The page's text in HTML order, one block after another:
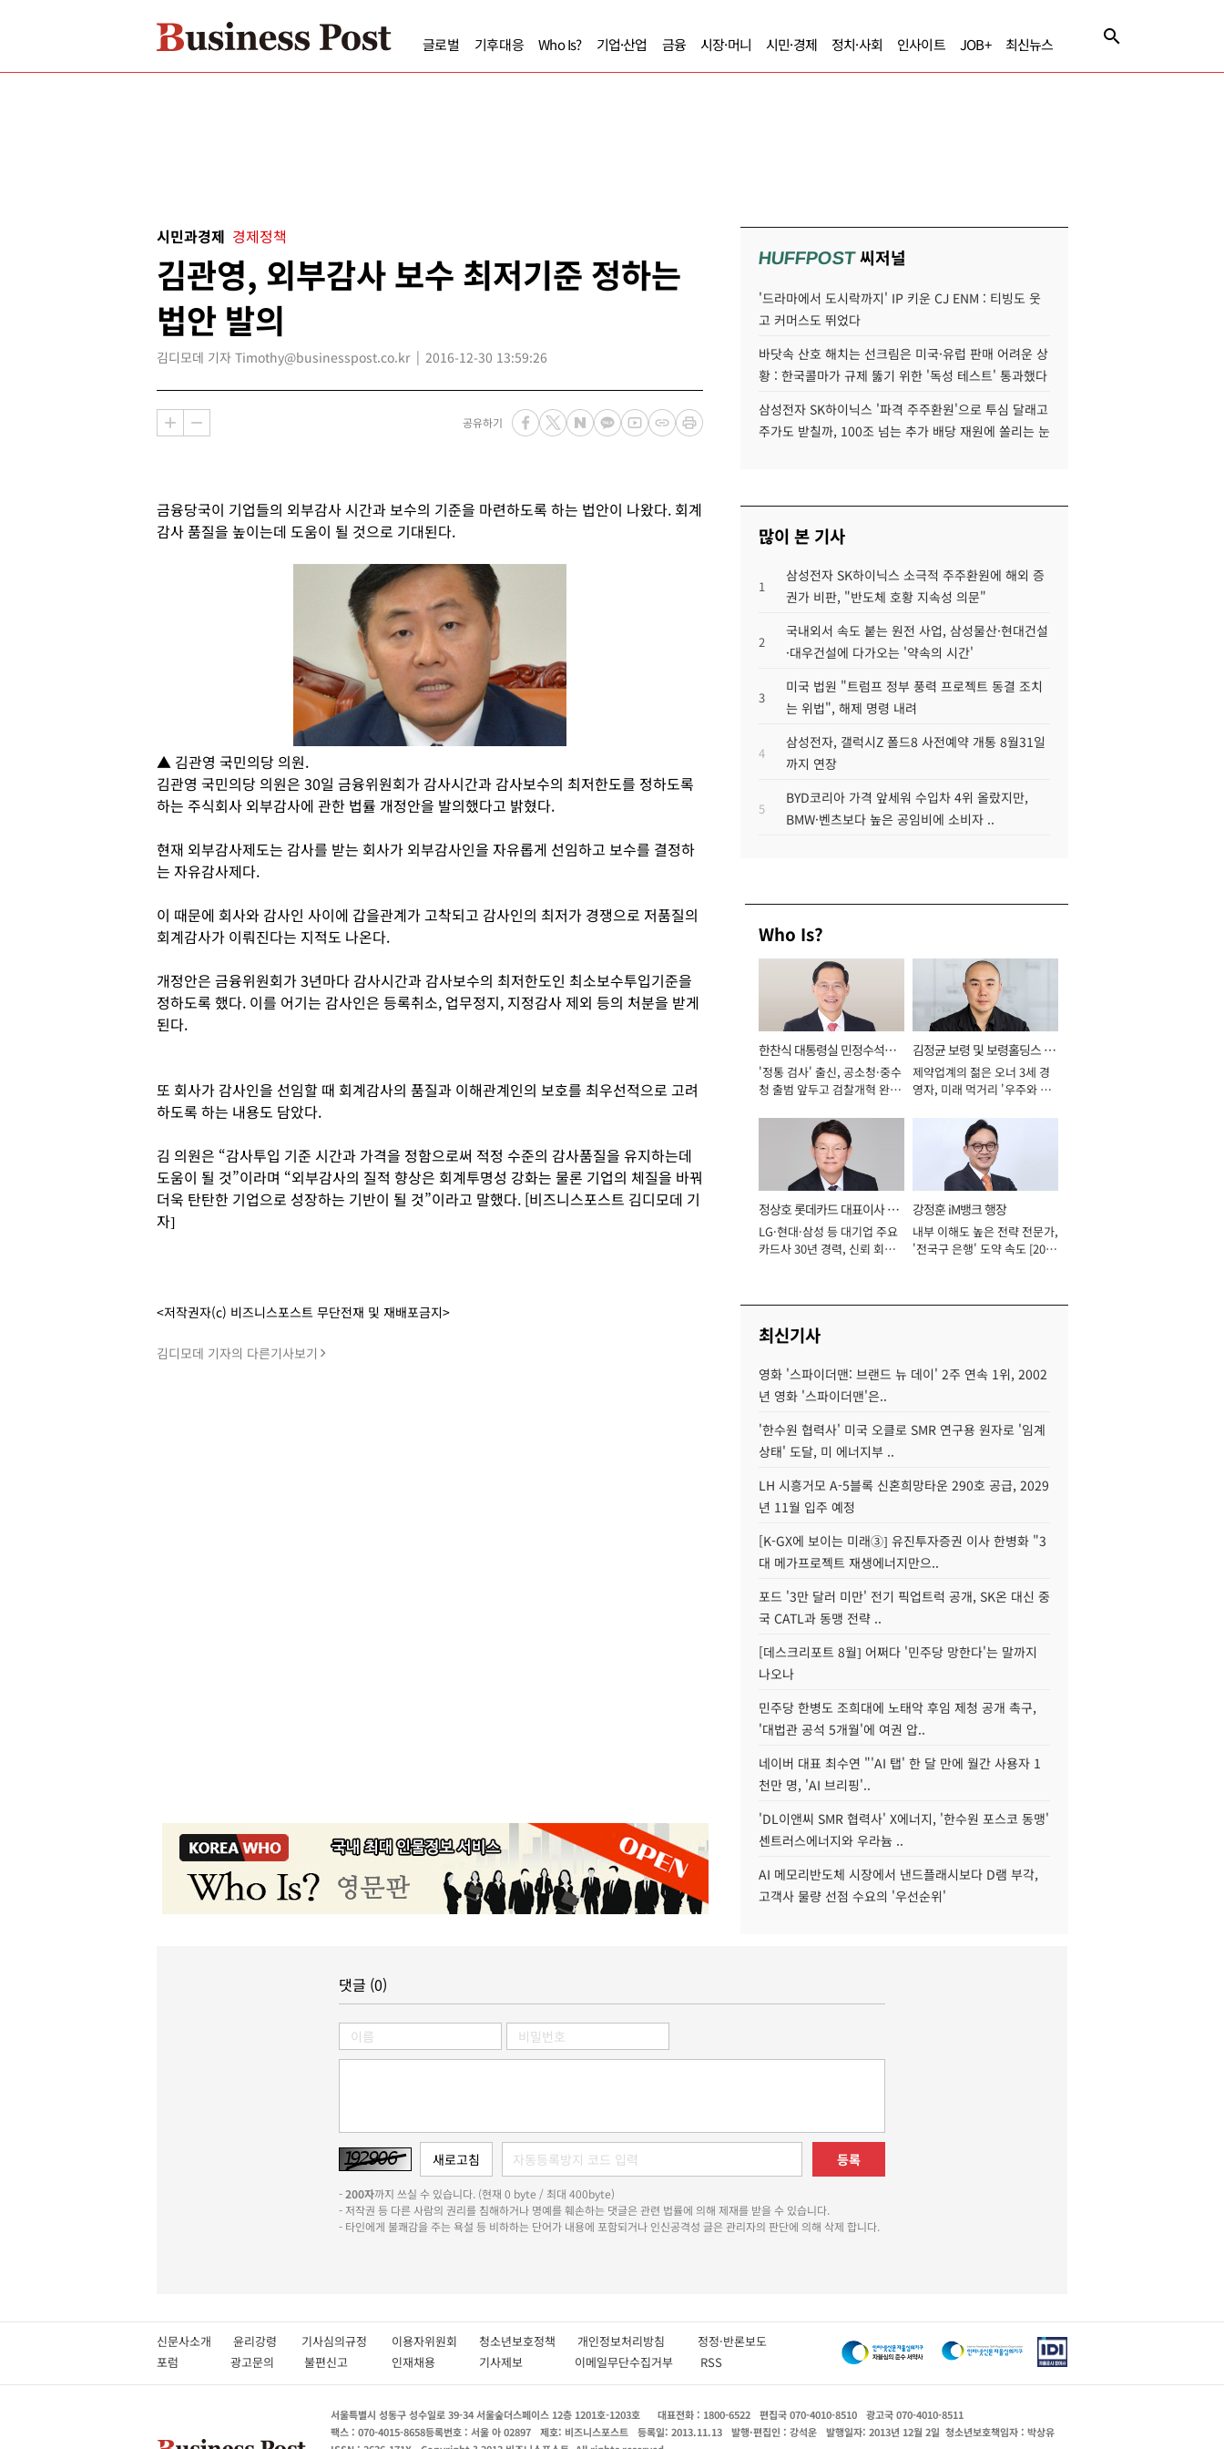
글로벌 기후대응 Who Is? 기업·산업 금융 시장·머니 시민·경제 정치·사회 인사이트 JOB+ 최신뉴스
시민과경제 경제정책
김관영, 외부감사 보수 최저기준 정하는
법안 발의
김디모데 기자 Timothy@businesspost.co.kr 2016-12-30 13:59:26
공유하기
금융당국이 기업들의 외부감사 시간과 보수의 기준을 마련하도록 하는 법안이 나왔다. 회계
감사 품질을 높이는데 도움이 될 것으로 기대된다.
▲ 김관영 국민의당 의원.
김관영 국민의당 의원은 30일 금융위원회가 감사시간과 감사보수의 최저한도를 정하도록
하는 주식회사 외부감사에 관한 법률 개정안을 발의했다고 밝혔다.
현재 외부감사제도는 감사를 받는 회사가 외부감사인을 자유롭게 선임하고 보수를 결정하
는 자유감사제다.
이 때문에 회사와 감사인 사이에 갑을관계가 고착되고 감사인의 최저가 경쟁으로 저품질의
회계감사가 이뤄진다는 지적도 나온다.
개정안은 금융위원회가 3년마다 감사시간과 감사보수의 최저한도인 최소보수투입기준을
정하도록 했다. 이를 어기는 감사인은 등록취소, 업무정지, 지정감사 제외 등의 처분을 받게
된다.
또 회사가 감사인을 선임할 때 회계감사의 품질과 이해관계인의 보호를 최우선적으로 고려
하도록 하는 내용도 담았다.
김 의원은 “감사투입 기준 시간과 가격을 정함으로써 적정 수준의 감사품질을 유지하는데
도움이 될 것”이라며 “외부감사의 질적 향상은 회계투명성 강화는 물론 기업의 체질을 바꿔
더욱 탄탄한 기업으로 성장하는 기반이 될 것”이라고 말했다. [비즈니스포스트 김디모데 기
자]
<저작권자(c) 비즈니스포스트 무단전재 및 재배포금지>
김디모데 기자의 다른기사보기
HUFFPOST씨저널
'드라마에서 도시락까지' IP 키운 CJ ENM : 티빙도 웃
고 커머스도 뛰었다
바닷속 산호 해치는 선크림은 미국·유럽 판매 어려운 상
황 : 한국콜마가 규제 뚫기 위한 '독성 테스트' 통과했다
삼성전자 SK하이닉스 '파격 주주환원'으로 투심 달래고
주가도 받칠까, 100조 넘는 추가 배당 재원에 쏠리는 눈
많이 본 기사
1
삼성전자 SK하이닉스 소극적 주주환원에 해외 증
권가 비판, "반도체 호황 지속성 의문"
2
국내외서 속도 붙는 원전 사업, 삼성물산·현대건설
·대우건설에 다가오는 '약속의 시간'
3
미국 법원 "트럼프 정부 풍력 프로젝트 동결 조치
는 위법", 해제 명령 내려
4
삼성전자, 갤럭시Z 폴드8 사전예약 개통 8월31일
까지 연장
5
BYD코리아 가격 앞세워 수입차 4위 올랐지만,
BMW·벤츠보다 높은 공임비에 소비자 ..
Who Is?
한찬식 대통령실 민정수석비
서관
'정통 검사' 출신, 공소청·중수
청 출범 앞두고 검찰개혁 완수
김정균 보령 및 보령홀딩스 대
표이사 사장
제약업계의 젊은 오너 3세 경
영자, 미래 먹거리 '우주와 헬
정상호 롯데카드 대표이사 사
장
LG·현대·삼성 등 대기업 주요
카드사 30년 경력, 신뢰 회복
강정훈 iM뱅크 행장
내부 이해도 높은 전략 전문가,
'전국구 은행' 도약 속도 [2026
최신기사
영화 '스파이더맨: 브랜드 뉴 데이' 2주 연속 1위, 2002
년 영화 '스파이더맨'은..
'한수원 협력사' 미국 오클로 SMR 연구용 원자로 '임계
상태' 도달, 미 에너지부 ..
LH 시흥거모 A-5블록 신혼희망타운 290호 공급, 2029
년 11월 입주 예정
[K-GX에 보이는 미래③] 유진투자증권 이사 한병화 "3
대 메가프로젝트 재생에너지만으..
포드 '3만 달러 미만' 전기 픽업트럭 공개, SK온 대신 중
국 CATL과 동맹 전략 ..
[데스크리포트 8월] 어쩌다 '민주당 망한다'는 말까지
나오나
민주당 한병도 조희대에 노태악 후임 제청 공개 촉구,
'대법관 공석 5개월'에 여권 압..
네이버 대표 최수연 "'AI 탭' 한 달 만에 월간 사용자 1
천만 명, 'AI 브리핑'..
'DL이앤씨 SMR 협력사' X에너지, '한수원 포스코 동맹'
센트러스에너지와 우라늄 ..
AI 메모리반도체 시장에서 낸드플래시보다 D램 부각,
고객사 물량 선점 수요의 '우선순위'
댓글 (0)
등록
-200자까지 쓰실 수 있습니다. (현재 0 byte / 최대 400byte)
- 저작권 등 다른 사람의 권리를 침해하거나 명예를 훼손하는 댓글은 관련 법률에 의해 제재를 받을 수 있습니다.
- 타인에게 불쾌감을 주는 욕설 등 비하하는 단어가 내용에 포함되거나 인신공격성 글은 관리자의 판단에 의해 삭제 합니다.
신문사소개 윤리강령 기사심의규정 이용자위원회 청소년보호정책 개인정보처리방침 정정·반론보도
포럼
광고문의 불편신고 인재채용 기사제보 이메일무단수집거부 RSS
서울특별시 성동구 성수일로 39-34 서울숲더스페이스 12층 1201호-1203호 대표전화 : 1800-6522 편집국 070-4010-8510
광고국 070-4010-8511
팩스 : 070-4015-8658등록번호 : 서울 아 02897 제호: 비즈니스포스트 등록일: 2013.11.13 발행·편집인 : 강석운 발행일자: 2013년 12월 2일 청소년보호책임자 : 박상유